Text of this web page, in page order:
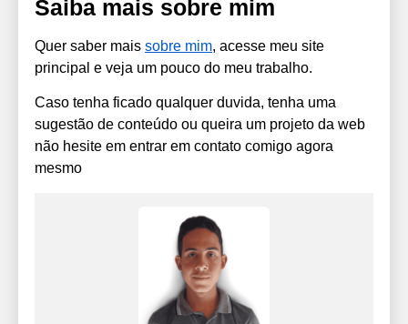
Saiba mais sobre mim
Quer saber mais sobre mim, acesse meu site
principal e veja um pouco do meu trabalho.
Caso tenha ficado qualquer duvida, tenha uma
sugestão de conteúdo ou queira um projeto da web
não hesite em entrar em contato comigo agora
mesmo